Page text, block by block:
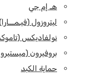
هـ إم جي
ليتروزول (فيـمـــارا)
نولفاديكس
بروفيرون
حماية الكبد